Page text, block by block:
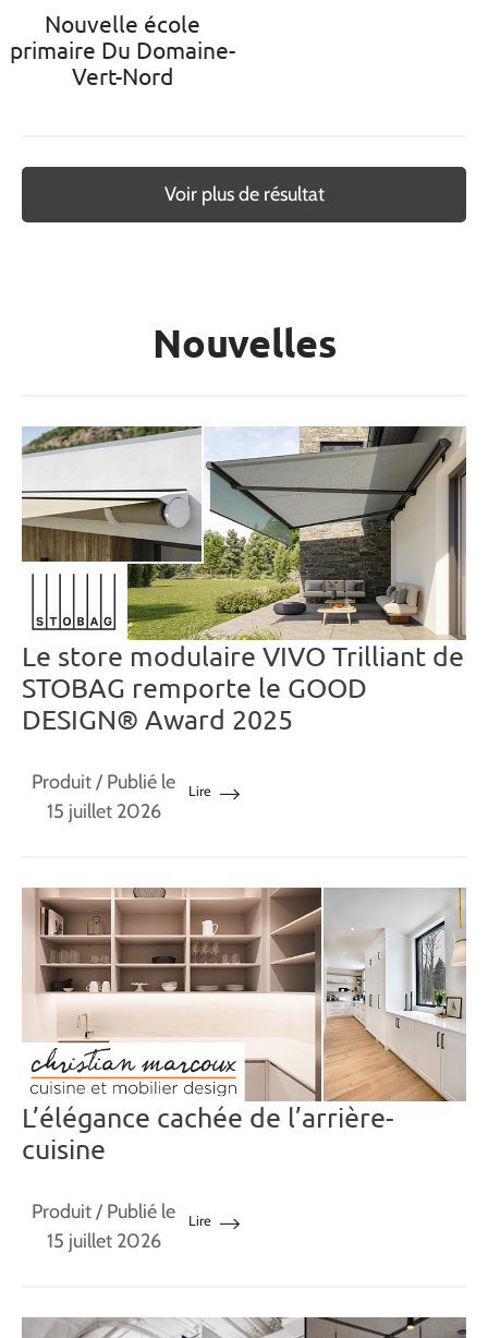
Nouvelle école
primaire Du Domaine-
Vert-Nord
Voir plus de résultat
Nouvelles
Le store modulaire VIVO Trilliant de
STOBAG remporte le GOOD
DESIGN® Award 2025
Produit/ Publié le
15 juillet 2026
Lire
L’élégance cachée de l’arrière-
cuisine
Produit/ Publié le
15 juillet 2026
Lire